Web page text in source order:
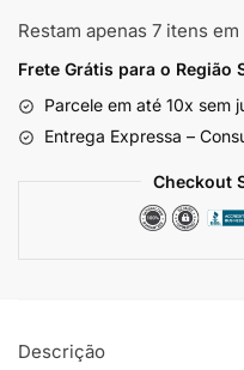
Restam apenas 7 itens
Frete Grátis para o Região
Parcele em até 10x sem
Entrega Expressa –
Checkout
Descrição